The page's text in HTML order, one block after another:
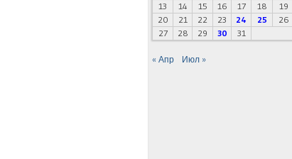
13
14 15 16 17 18
19
20
21 22 23 24 25
26
27
28 29 30 31
« Апр Июл »